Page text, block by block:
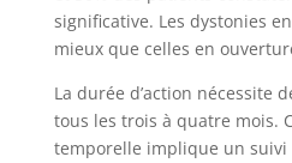
significative. Les dystonies
mieux que celles en
La durée d’action nécessite
tous les trois à quatre mois.
temporelle implique un